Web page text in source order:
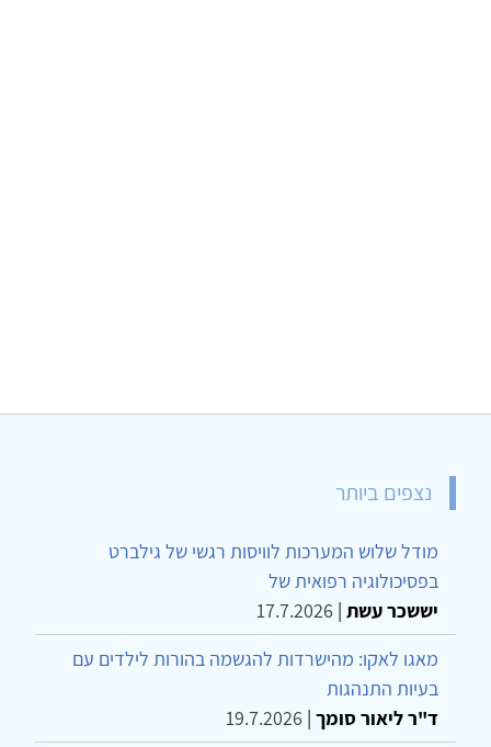
נצפים ביותר
מודל שלוש המערכות לוויסות רגשי של גילברט
בפסיכולוגיה רפואית של
יששכר עשת |
17.7.2026
מאגו לאקו: מהישרדות להגשמה בהורות לילדים עם
בעיות התנהגות
ד"ר ליאור סומך |
19.7.2026